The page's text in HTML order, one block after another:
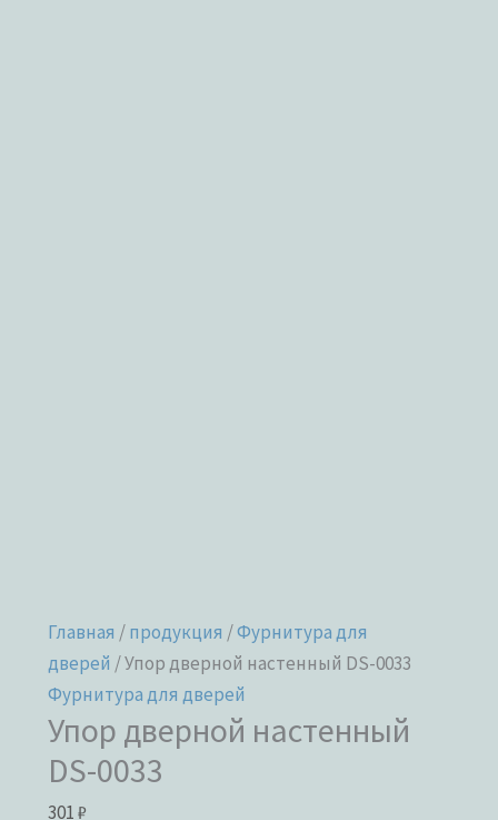
Главная /продукция /Фурнитура для
дверей / Упор дверной настенный DS-0033
Фурнитура для дверей
Упор дверной настенный
DS-0033
301₽